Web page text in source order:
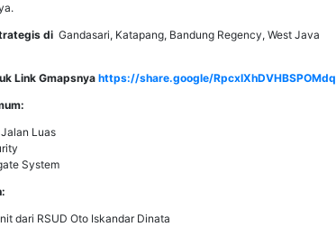
di Gandasari, Katapang, Bandung Regency, West Java
Link Gmapsnyahttps://share.google/RpcxIXhDVHBSPOMdq
Luas
System
dari RSUD Oto Iskandar Dinata